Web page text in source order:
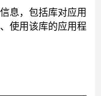
息，包括库对应用
使用该库的应用程